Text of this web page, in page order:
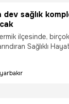
dev sağlık
ilçesinde,
Sağlıklı